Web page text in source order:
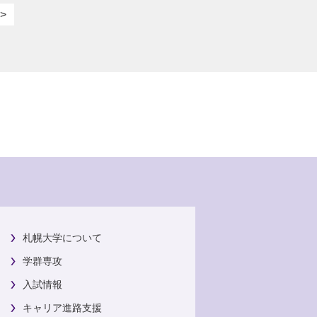
>
札幌大学について
学群専攻
入試情報
キャリア進路支援